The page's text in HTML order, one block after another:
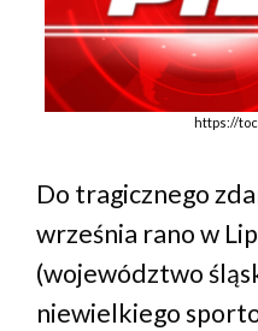
https://
Do tragicznego
września rano w
(województwo
niewielkiego